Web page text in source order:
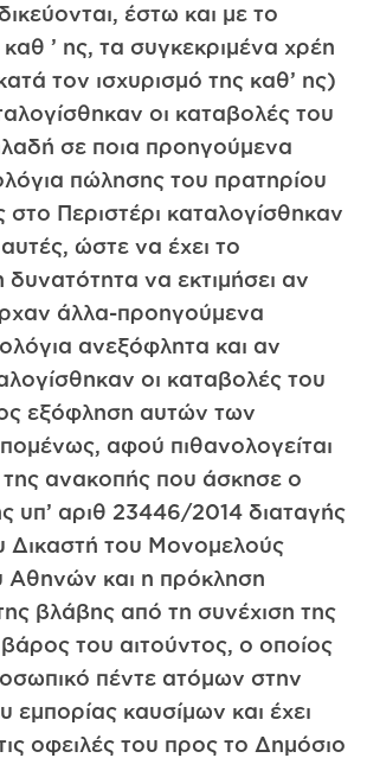
έστω και με το
’ ης, τα συγκεκριμένα χρέη
τον ισχυρισμό της καθ’ ης)
οι καταβολές του
σε ποια προηγούμενα
πώλησης του πρατηρίου
στο Περιστέρι καταλογίσθηκαν
ώστε να έχει το
δυνατότητα να εκτιμήσει αν
άλλα-προηγούμενα
ανεξόφλητα και αν
οι καταβολές του
εξόφληση αυτών των
αφού πιθανολογείται
της ανακοπής που άσκησε ο
υπ’ αριθ 23446/2014 διαταγής
Δικαστή του Μονομελούς
Αθηνών και η πρόκληση
βλάβης από τη συνέχιση της
του αιτούντος, ο οποίος
πέντε ατόμων στην
εμπορίας καυσίμων και έχει
οφειλές του προς το Δημόσιο